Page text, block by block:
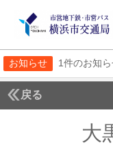
お知らせ 1件のお知
戻る
大